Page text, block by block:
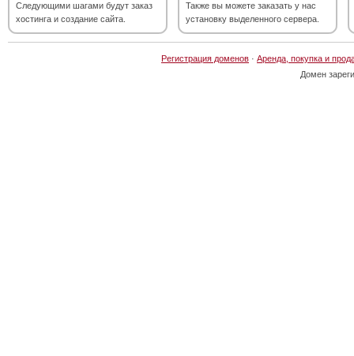
Следующими шагами будут заказ
хостинга и создание сайта.
Также вы можете заказать у нас
установку выделенного сервера.
Регистрация доменов · Аренда, покупка и
Домен